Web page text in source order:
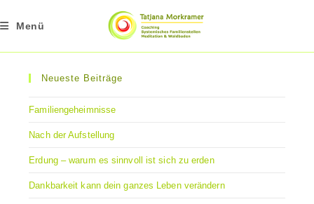
InhaltMenü
Neueste Beiträge
Familiengeheimnisse
Nach der Aufstellung
Erdung – warum es sinnvoll ist sich zu erden
Dankbarkeit kann dein ganzes Leben verändern